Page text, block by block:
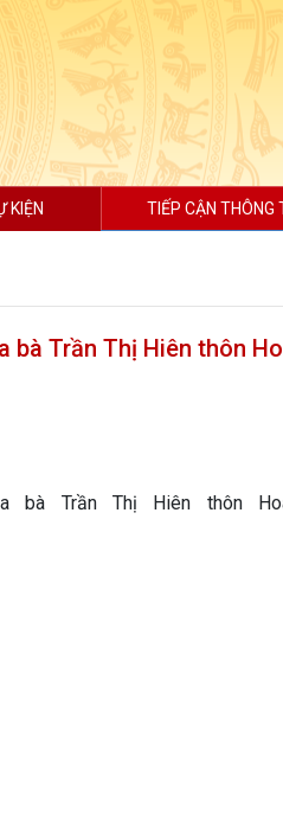
KIỆN TIẾP CẬN THÔNG
Trần Thị Hiên thôn
Trần Thị Hiên thôn